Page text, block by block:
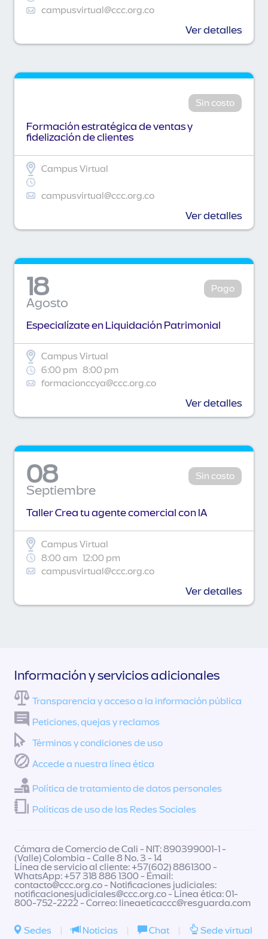
campusvirtual@ccc.org.co
Ver detalles
Sin costo
Formación estratégica de ventas y
fidelización de clientes
Campus Virtual
campusvirtual@ccc.org.co
Ver detalles
18
Agosto
Pago
Especialízate en Liquidación Patrimonial
Campus Virtual
6:00 pm 8:00 pm
formacionccya@ccc.org.co
Ver detalles
08
Septiembre
Sin costo
Taller Crea tu agente comercial con IA
Campus Virtual
8:00 am 12:00 pm
campusvirtual@ccc.org.co
Ver detalles
Información y servicios adicionales
Transparencia y acceso a la información pública
Peticiones, quejas y reclamos
Términos y condiciones de uso
Accede a nuestra línea ética
Política de tratamiento de datos personales
Políticas de uso de las Redes Sociales
Cámara de Comercio de Cali - NIT: 890399001-1 -
(Valle) Colombia - Calle 8 No. 3 - 14
Línea de servicio al cliente: +57(602) 8861300 -
WhatsApp: +57 318 886 1300 - Email:
contacto@ccc.org.co- Notificaciones judiciales:
notificacionesjudiciales@ccc.org.co- Línea ética: 01-
800-752-2222 - Correo: lineaeticaccc@resguarda.com
Sedes | Noticias | Chat | Sede virtual